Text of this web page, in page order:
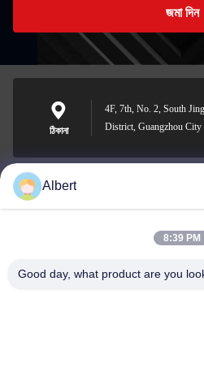
জমা দিন
ঠিকানা
4F, 7th, No. 2, South
District, Guangzhou City
Albert
8:39 PM
Good day, what product are you